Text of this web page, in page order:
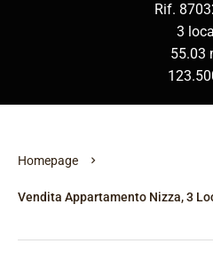
Rif.
3
55.03
Homepage
Vendita Appartamento Nizza, 3